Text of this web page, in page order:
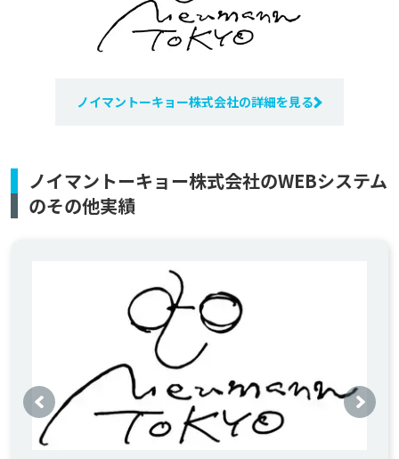
ノイマントーキョー株式会社の詳細を見る
ノイマントーキョー株式会社のWEBシステム
のその他実績